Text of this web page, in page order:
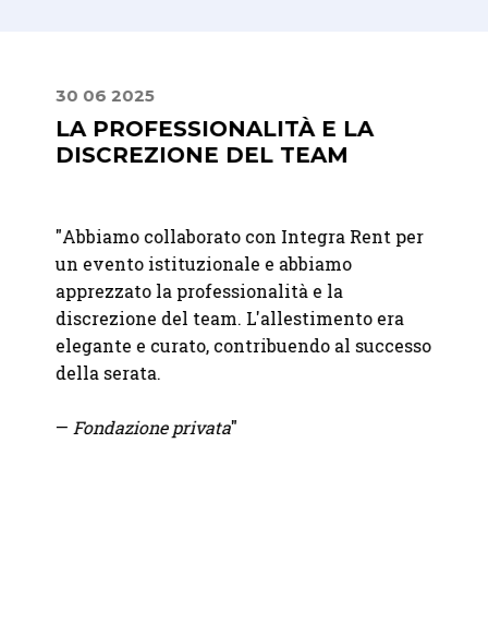
30 06 2025
LA PROFESSIONALITÀ E LA
DISCREZIONE DEL TEAM
"Abbiamo collaborato con Integra Rent per
un evento istituzionale e abbiamo
apprezzato la professionalità e la
discrezione del team. L'allestimento era
elegante e curato, contribuendo al successo
della serata.
— Fondazione privata"